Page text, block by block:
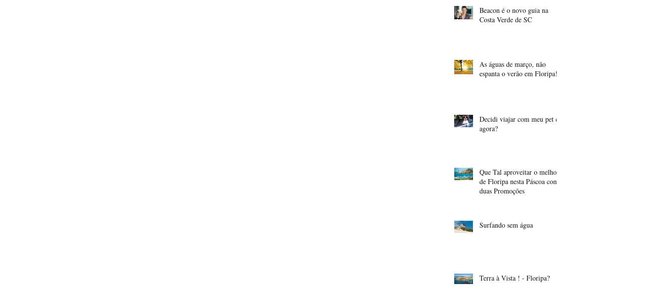
Beacon é o novo guia na
Costa Verde de SC
As águas de março, não
espanta o verão em Floripa!
Decidi viajar com meu pet e
agora?
Que Tal aproveitar o melhor
de Floripa nesta Páscoa com
duas Promoções
Surfando sem água
Terra à Vista ! - Floripa?